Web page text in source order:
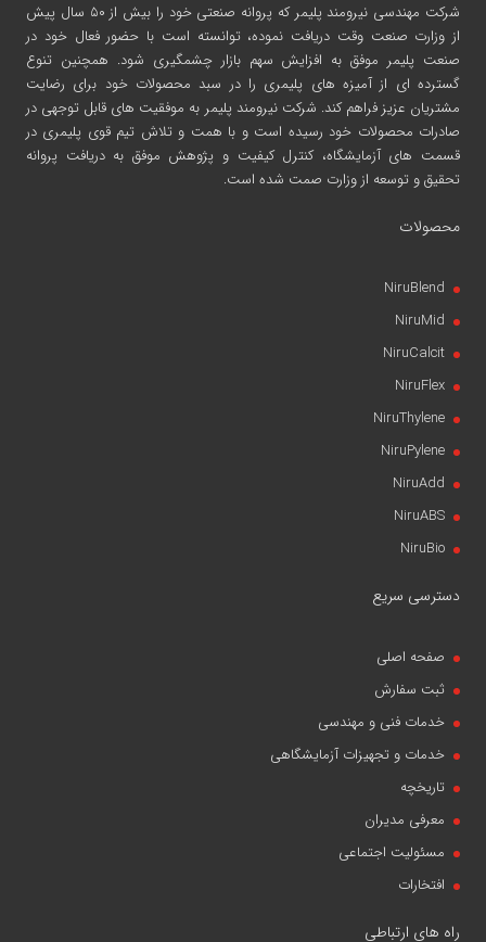
شرکت مهندسی نیرومند پلیمر
که پروانه صنعتی خود را بیش از ۵۰ سال پیش
از وزارت صنعت وقت دریافت نموده، توانسته است با حضور فعال خود در
صنعت پلیمر موفق به افزایش سهم بازار چشمگیری شود. همچنین تنوع
گسترده ای از آمیزه های پلیمری را در سبد محصولات خود برای رضایت
مشتریان عزیز فراهم کند. شرکت نیرومند پلیمر به موفقیت های قابل توجهی در
صادرات محصولات خود رسیده است و با همت و تلاش تیم قوی پلیمری در
قسمت های آزمایشگاه، کنترل کیفیت و پژوهش موفق به دریافت پروانه
تحقیق و توسعه از وزارت صمت شده است.
محصولات
NiruBlend
NiruMid
NiruCalcit
NiruFlex
NiruThylene
NiruPylene
NiruAdd
NiruABS
NiruBio
دسترسی سریع
صفحه اصلی
ثبت سفارش
خدمات فنی و مهندسی
خدمات و تجهیزات آزمایشگاهی
تاریخچه
معرفی مدیران
مسئولیت اجتماعی
افتخارات
راه های ارتباطی